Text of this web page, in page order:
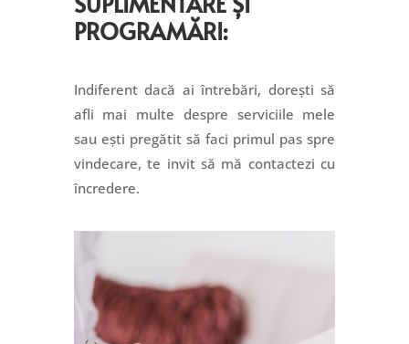
PROGRAMĂRI:
Indiferent dacă ai întrebări, dorești să
afli mai multe despre serviciile mele
sau ești pregătit să faci primul pas spre
vindecare, te invit să mă contactezi cu
încredere.